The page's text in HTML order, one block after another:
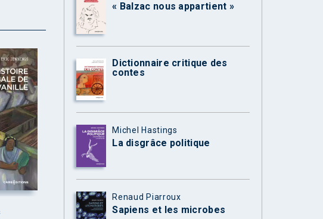
« Balzac nous appartient »
Dictionnaire critique des
contes
Michel Hastings
La disgrâce politique
Renaud Piarroux
Sapiens et les microbes